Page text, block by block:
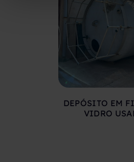
DEPÓSITO EM
VIDRO